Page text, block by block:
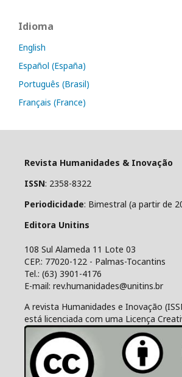
Idioma
English
Español (España)
Português (Brasil)
Français (France)
Revista Humanidades & Inovação
ISSN: 2358-8322
Periodicidade: Bimestral (a partir de
Editora Unitins
108 Sul Alameda 11 Lote 03
CEP.: 77020-122 - Palmas-Tocantins
Tel.: (63) 3901-4176
E-mail: rev.humanidades@unitins.br
A revista Humanidades e Inovação
está licenciada com uma Licença